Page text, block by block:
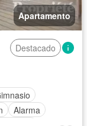
Apartamento
Destacado
Alarma